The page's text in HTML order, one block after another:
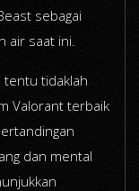
sebagai
air saat ini.
tentu tidaklah
Valorant terbaik
dan mental